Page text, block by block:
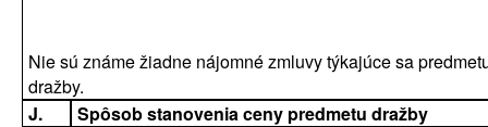
Nie sú známe žiadne nájomné zmluvy týkajúce sa
dražby.
J.
Spôsob stanovenia ceny predmetu dražby